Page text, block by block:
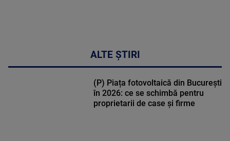
ALTE ȘTIRI
(P) Piața fotovoltaică din București
în 2026: ce se schimbă pentru
proprietarii de case și firme